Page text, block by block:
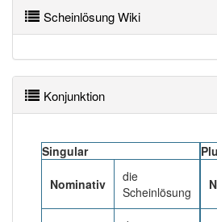
Wörter, die mit "-ung" enden,
DER:
Beispiele
DAS:2Ausnahmen
PowerIndex:3
Scheinlösung Wiki
Konjunktion
Singular
Nominativ
die
Scheinlösung